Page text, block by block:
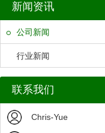
新闻资讯
公司新闻
行业新闻
联系我们
Chris-Yue